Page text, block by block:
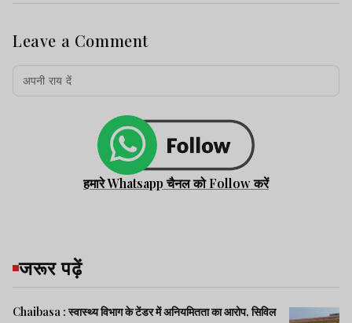
Leave a Comment
हमारे Whatsapp चैनल को Follow करें
जरूर पढ़ें
Chaibasa : स्वास्थ्य विभाग के टेंडर में अनियमितता का आरोप, सिविल